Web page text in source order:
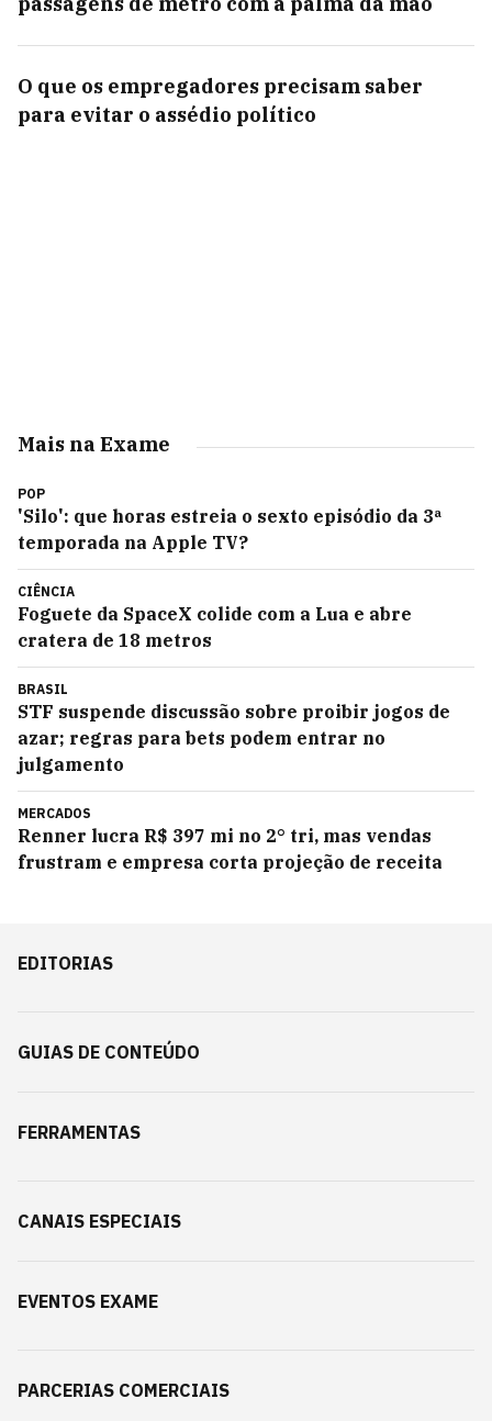
O que os empregadores precisam saber
para evitar o assédio político
Mais na Exame
POP
'Silo': que horas estreia o sexto episódio da 3ª
temporada na Apple TV?
CIÊNCIA
Foguete da SpaceX colide com a Lua e abre
cratera de 18 metros
BRASIL
STF suspende discussão sobre proibir jogos de
azar; regras para bets podem entrar no
julgamento
MERCADOS
Renner lucra R$ 397 mi no 2° tri, mas vendas
frustram e empresa corta projeção de receita
EDITORIAS
GUIAS DE CONTEÚDO
FERRAMENTAS
CANAIS ESPECIAIS
EVENTOS EXAME
PARCERIAS COMERCIAIS